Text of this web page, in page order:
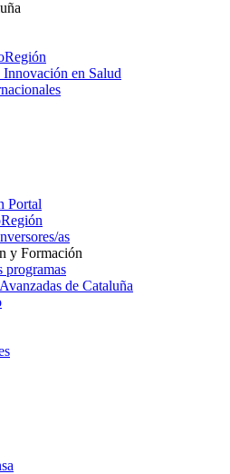
en Salud
Portal
as
y Formación
programas
de Cataluña